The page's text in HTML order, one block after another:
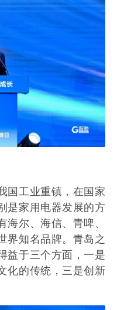
国工业重镇，在国家
是家用电器发展的方
海尔、海信、青啤、
界知名品牌。青岛之
益于三个方面，一是
化的传统，三是创新